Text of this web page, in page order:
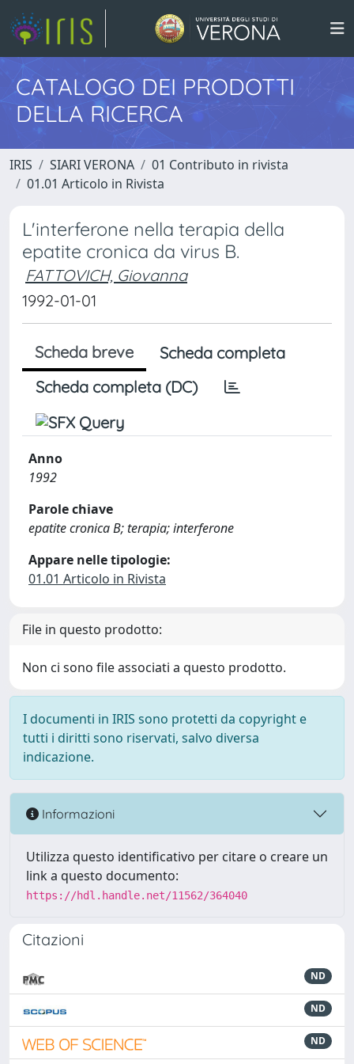
CATALOGO DEI PRODOTTI
DELLA RICERCA
IRIS SIARI VERONA
01 Contributo in rivista
01.01 Articolo in Rivista
L'interferone nella terapia della
epatite cronica da virus B.
FATTOVICH, Giovanna
1992-01-01
Scheda breve
Scheda completa
Scheda completa (DC)
Anno
1992
Parole chiave
epatite cronica B; terapia; interferone
Appare nelle tipologie:
01.01 Articolo in Rivista
File in questo prodotto:
Non ci sono file associati a questo prodotto.
I documenti in IRIS sono protetti da copyright e
tutti i diritti sono riservati, salvo diversa
indicazione.
Informazioni
Utilizza questo identificativo per citare o creare un
link a questo documento:
https://hdl.handle.net/11562/364040
Citazioni
ND
ND
ND